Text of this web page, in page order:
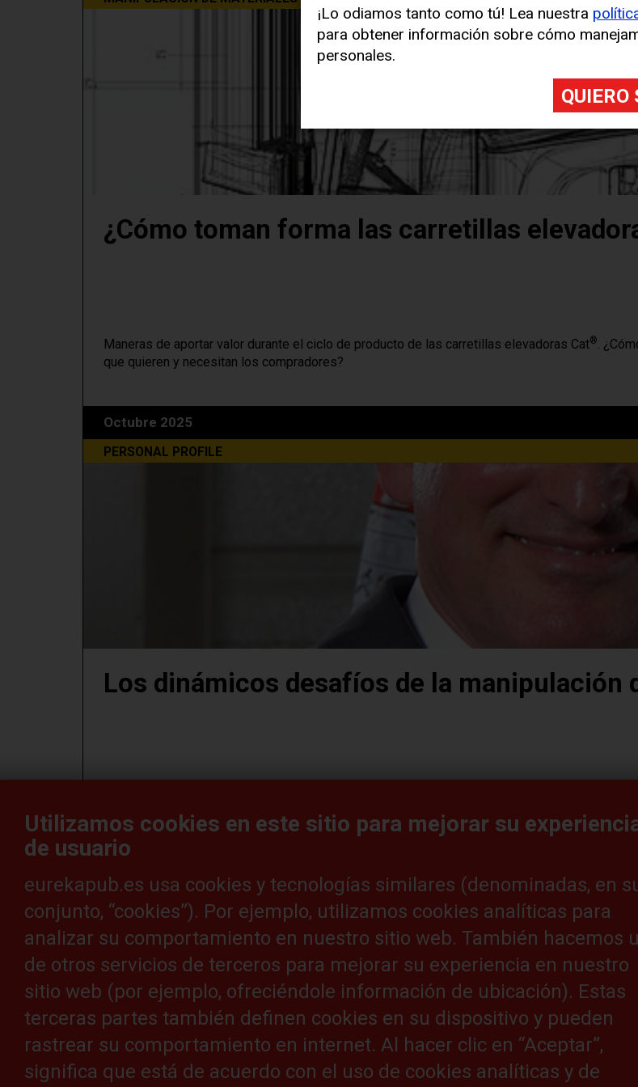
Utilizamos cookies en este sitio para mejorar su
de usuario
eurekapub.es usa cookies y tecnologías similares (denominadas, en
conjunto, “cookies”). Por ejemplo, utilizamos cookies analíticas para
analizar su comportamiento en nuestro sitio web. También hacemos
de otros servicios de terceros para mejorar su experiencia en nuestro
sitio web (por ejemplo, ofreciéndole información de ubicación). Estas
terceras partes también definen cookies en su dispositivo y pueden
rastrear su comportamiento en internet. Al hacer clic en “Aceptar”,
significa que está de acuerdo con el uso de cookies analíticas y de
¿Cómo toman forma las carretillas
Maneras de aportar valor durante el ciclo de producto de las carretillas elevadoras Cat®
.
que quieren y necesitan los compradores?
Octubre 2025
PERSONAL PROFILE
Los dinámicos desafíos de la manipulación
una visión estratégica sobre la manipulación de materiales. ¿Cuáles son, según él, las
años?
Noviembre 2017
CARGAR MÁS
¡Lo odiamos tanto como tú! Lea nuestra
para obtener información sobre cómo
personales.